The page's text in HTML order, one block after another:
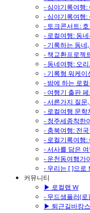
- 심야기록여행
- 심야기록여행:
- 토크콘서트:
- 로컬여행: 동
- 기록하는 동네
- 책교환프로젝
- 동네여행: 오
- 기록형 워케이
- 밤에 하는 로
- 여행기 출판
- 서른가지 질문
- 로컬여행 문학
- 청주세종착한
- 충북여행: 전
- 로컬기록여행:
- 서사를 담은
- 운천동여행가
- 우리는 [ ]으로
커뮤니티
▶ 로컬랩 W
- 무드샘플러(
▶ 퇴근길바캉스